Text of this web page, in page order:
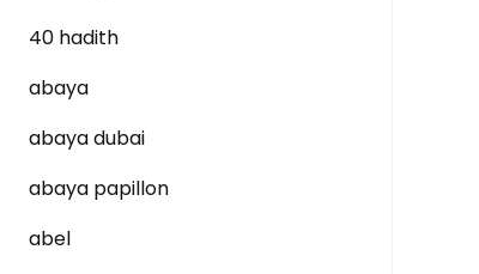
40 hadith
abaya
abaya dubai
abaya papillon
abel